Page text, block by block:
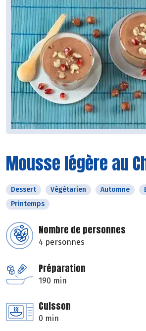
Mousse légère au
Dessert Végétarien Automne
Printemps
Nombre de personnes
4 personnes
Préparation
190 min
Cuisson
0 min